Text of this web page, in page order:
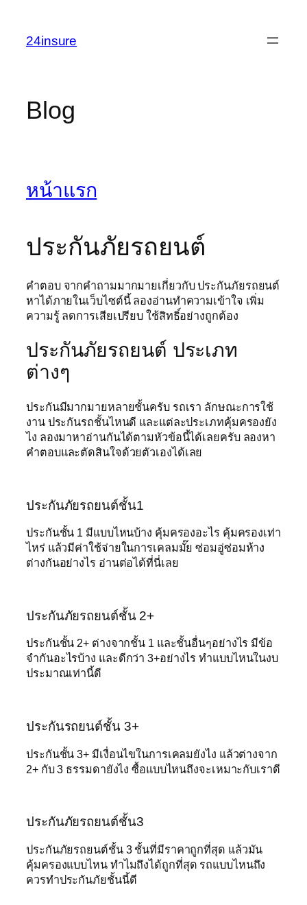
content
24insure
Blog
หน้าแรก
ประกันภัยรถยนต์
คำตอบ จากคำถามมากมายเกี่ยวกับ ประกันภัยรถยนต์
หาได้ภายในเว็บไซต์นี้ ลองอ่านทำความเข้าใจ เพิ่ม
ความรู้ ลดการเสียเปรียบ ใช้สิทธิ์อย่างถูกต้อง
ประกันภัยรถยนต์ ประเภท
ต่างๆ
ประกันมีมากมายหลายชั้นครับ รถเรา ลักษณะการใช้
งาน ประกันรถชั้นไหนดี และแต่ละประเภทคุ้มครองยัง
ไง ลองมาหาอ่านกันได้ตามหัวข้อนี้ได้เลยครับ ลองหา
คำตอบและตัดสินใจด้วยตัวเองได้เลย
ประกันภัยรถยนต์ชั้น1
ประกันชั้น 1 มีแบบไหนบ้าง คุ้มครองอะไร คุ้มครองเท่า
ไหร่ แล้วมีค่าใช้จ่ายในการเคลมมั๊ย ซ่อมอู่ซ่อมห้าง
ต่างกันอย่างไร อ่านต่อได้ที่นี่เลย
ประกันภัยรถยนต์ชั้น 2+
ประกันชั้น 2+ ต่างจากชั้น 1 และชั้นอื่นๆอย่างไร มีข้อ
จำกันอะไรบ้าง และดีกว่า 3+อย่างไร ทำแบบไหนในงบ
ประมาณเท่านี้ดี
ประกันรถยนต์ชั้น 3+
ประกันชั้น 3+ มีเงื่อนไขในการเคลมยังไง แล้วต่างจาก
2+ กับ 3 ธรรมดายังไง ซื้อแบบไหนถึงจะเหมาะกับเราดี
ประกันภัยรถยนต์ชั้น3
ประกันภัยรถยนต์ชั้น 3 ชั้นที่มีราคาถูกที่สุด แล้วมัน
คุ้มครองแบบไหน ทำไมถึงได้ถูกที่สุด รถแบบไหนถึง
ควรทำประกันภัยชั้นนี้ดี